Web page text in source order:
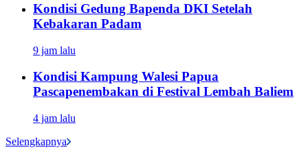
Kondisi Gedung Bapenda DKI Setelah
Kebakaran Padam
9 jam lalu
Kondisi Kampung Walesi Papua
Pascapenembakan di Festival Lembah Baliem
4 jam lalu
Selengkapnya